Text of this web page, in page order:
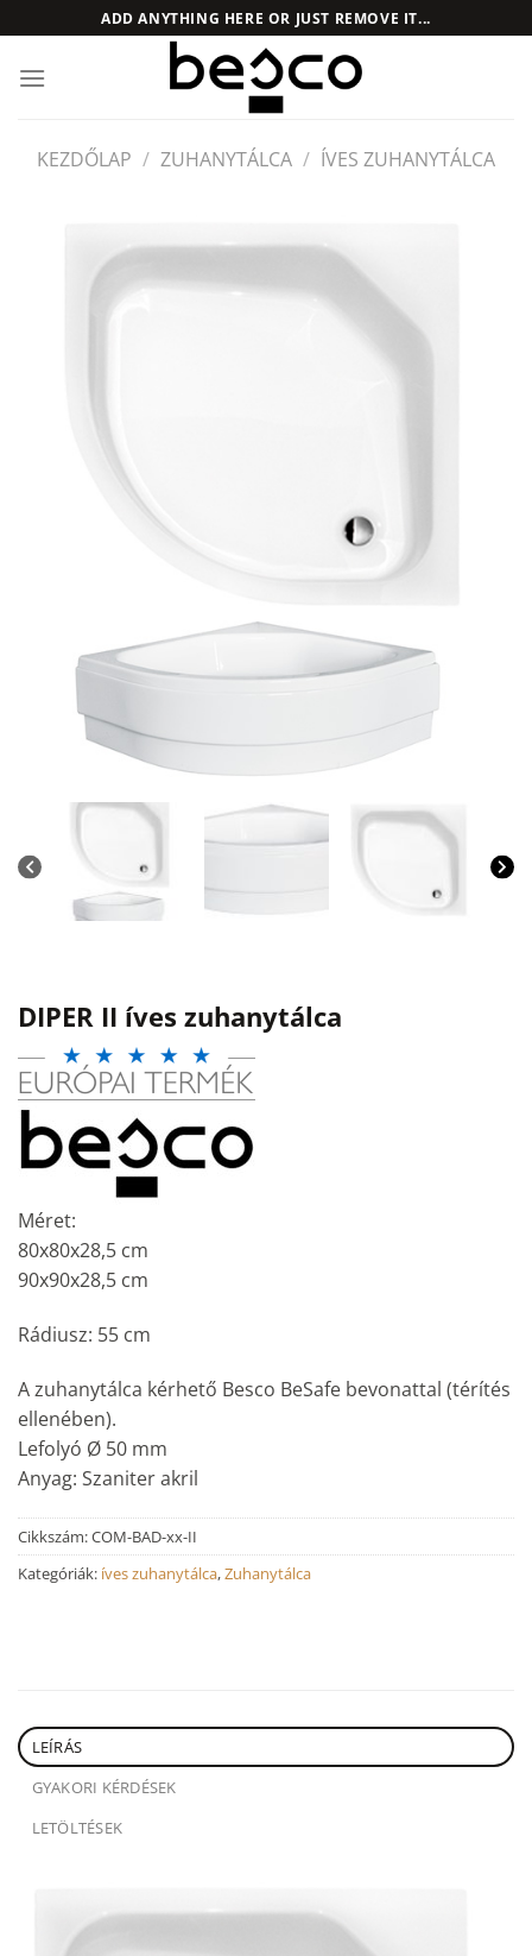
to
content
ADD ANYTHING HERE OR JUST REMOVE IT...
KEZDŐLAP / ZUHANYTÁLCA / ÍVES ZUHANYTÁLCA
DIPER II íves zuhanytálca
Méret:
80x80x28,5 cm
90x90x28,5 cm
Rádiusz: 55 cm
A zuhanytálca kérhető Besco BeSafe bevonattal (térítés
ellenében).
Lefolyó Ø 50 mm
Anyag: Szaniter akril
Cikkszám:COM-BAD-xx-II
Kategóriák: íves zuhanytálca,Zuhanytálca
LEÍRÁS
GYAKORI KÉRDÉSEK
LETÖLTÉSEK